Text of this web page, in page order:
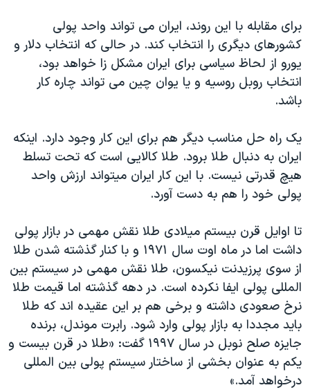
برای مقابله با این روند، ایران می تواند واحد پولی
کشورهای دیگری را انتخاب کند. در حالی که انتخاب دلار و
یورو از لحاظ سیاسی برای ایران مشکل زا خواهد بود،
انتخاب روبل روسیه و یا یوان چین می تواند چاره کار
باشد.
یک راه حل مناسب دیگر هم برای این کار وجود دارد. اینکه
ایران به دنبال طلا برود. طلا کالایی است که تحت تسلط
هیچ قدرتی نیست. با این کار ایران میتواند ارزش واحد
پولی خود را هم به دست آورد.
تا اوایل قرن بیستم میلادی طلا نقش مهمی در بازار پولی
داشت اما در ماه اوت سال ۱۹۷۱ و با کنار گذشته شدن طلا
از سوی پرزیدنت نیکسون، طلا نقش مهمی در سیستم بین
المللی پولی ایفا نکرده است. در دهه گذشته اما قیمت طلا
نرخ صعودی داشته و برخی هم بر این عقیده اند که طلا
باید مجددا به بازار پولی وارد شود. رابرت موندل، برنده
جایزه صلح نوبل در سال ۱۹۹۷ گفت: «طلا در قرن بیست و
یکم به عنوان بخشی از ساختار سیستم پولی بین المللی
درخواهد آمد.»